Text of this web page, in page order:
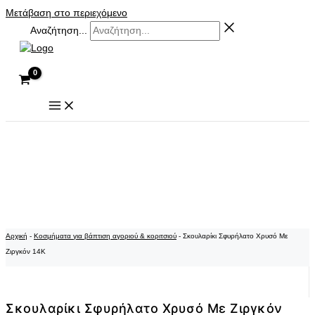
Μετάβαση στο περιεχόμενο
Αναζήτηση...
Αρχική - Κοσμήματα για βάπτιση αγοριού & κοριτσιού - Σκουλαρίκι Σφυρήλατο Χρυσό Με
Ζιργκόν 14K
Σκουλαρίκι Σφυρήλατο Χρυσό Με Ζιργκόν